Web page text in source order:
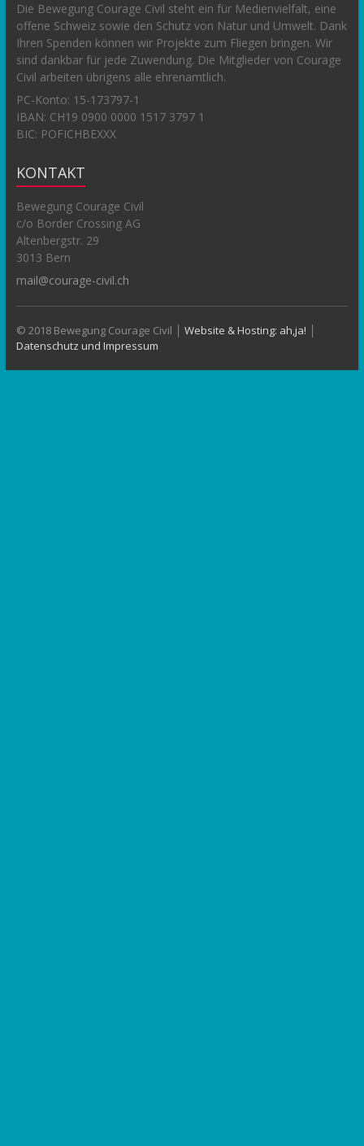
Die Bewegung Courage Civil steht ein für Medienvielfalt, eine
offene Schweiz sowie den Schutz von Natur und Umwelt. Dank
Ihren Spenden können wir Projekte zum Fliegen bringen. Wir
sind dankbar für jede Zuwendung. Die Mitglieder von Courage
Civil arbeiten übrigens alle ehrenamtlich.
PC-Konto: 15-173797-1
IBAN: CH19 0900 0000 1517 3797 1
BIC: POFICHBEXXX
KONTAKT
Bewegung Courage Civil
c/o Border Crossing AG
Altenbergstr. 29
3013 Bern
mail@courage-civil.ch
© 2018 Bewegung Courage Civil │ Website & Hosting: ah,ja!
Datenschutz und Impressum